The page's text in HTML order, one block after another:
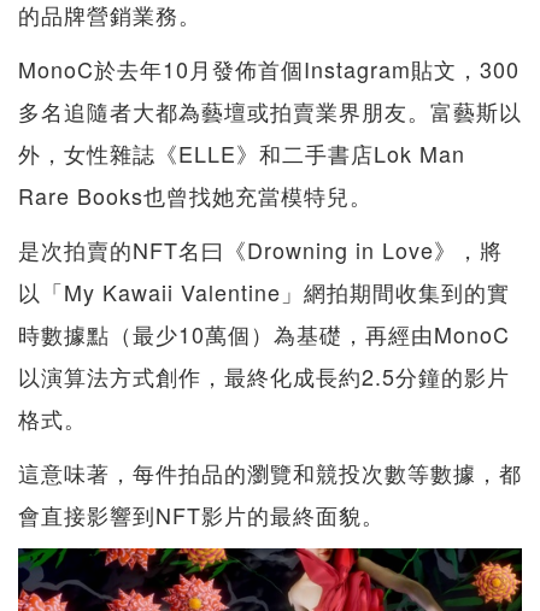
的品牌營銷業務。
MonoC於去年10月發佈首個Instagram貼文，300
多名追隨者大都為藝壇或拍賣業界朋友。富藝斯以
外，女性雜誌《ELLE》和二手書店Lok Man
Rare Books也曾找她充當模特兒。
是次拍賣的NFT名曰《Drowning in Love》，將
以「My Kawaii Valentine」網拍期間收集到的實
時數據點（最少10萬個）為基礎，再經由MonoC
以演算法方式創作，最終化成長約2.5分鐘的影片
格式。
這意味著，每件拍品的瀏覽和競投次數等數據，都
會直接影響到NFT影片的最終面貌。